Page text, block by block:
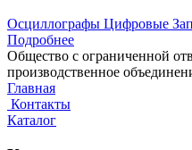
Осциллографы Цифровые
Подробнее
Общество с ограниченной
производственное
Главная
Контакты
Каталог